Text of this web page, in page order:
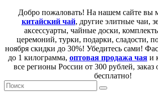
Добро пожаловать! На нашем сайте вы
китайский чай, другие элитные чаи,
аксессуарты, чайные доски,
церемоний, турки, подарки, сладости,
ноября скидки до 30%! Убедитесь сами!
до 1 килограмма, оптовая продажа чаяи
все регионы России от 300 рублей, заказ
бесплатно!